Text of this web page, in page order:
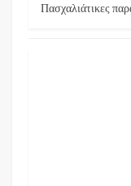
Πασχαλιάτικες